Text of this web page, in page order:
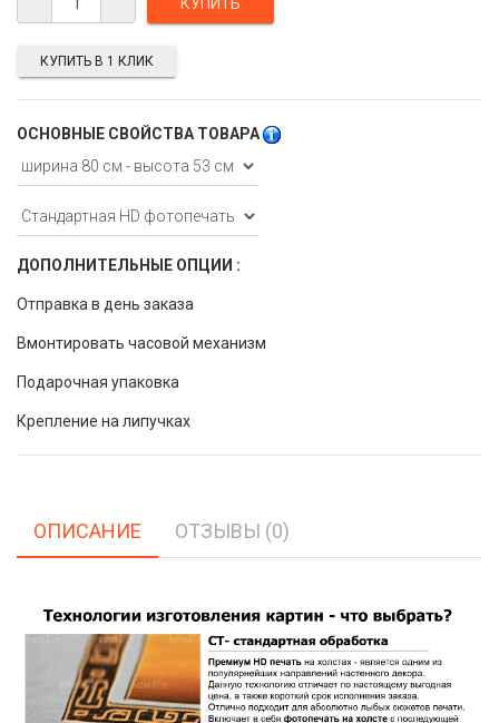
ОСНОВНЫЕ СВОЙСТВА ТОВАРА
ДОПОЛНИТЕЛЬНЫЕ ОПЦИИ :
Отправка в день заказа
Вмонтировать часовой механизм
Подарочная упаковка
Крепление на липучках
КУПИТЬ В 1 КЛИК
ОПИСАНИЕ ОТЗЫВЫ (0)